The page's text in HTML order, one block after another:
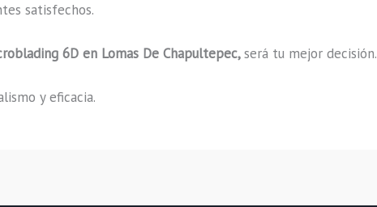
satisfechos.
6D en Lomas De Chapultepec,será tu mejor decisión.
y eficacia.